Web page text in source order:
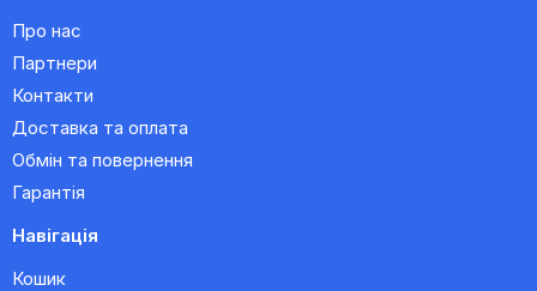
Про нас
Партнери
Контакти
Доставка та оплата
Обмін та повернення
Гарантія
Навігація
Кошик